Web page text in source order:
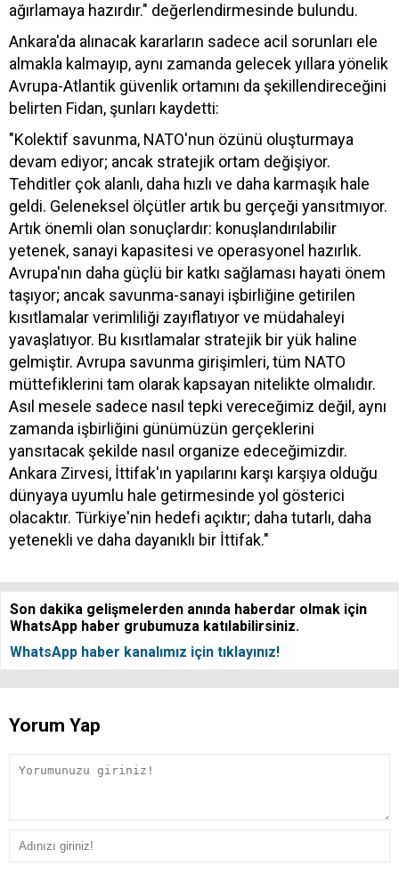
ağırlamaya hazırdır." değerlendirmesinde bulundu.
Ankara'da alınacak kararların sadece acil sorunları ele
almakla kalmayıp, aynı zamanda gelecek yıllara yönelik
Avrupa-Atlantik güvenlik ortamını da şekillendireceğini
belirten Fidan, şunları kaydetti:
"Kolektif savunma, NATO'nun özünü oluşturmaya
devam ediyor; ancak stratejik ortam değişiyor.
Tehditler çok alanlı, daha hızlı ve daha karmaşık hale
geldi. Geleneksel ölçütler artık bu gerçeği yansıtmıyor.
Artık önemli olan sonuçlardır: konuşlandırılabilir
yetenek, sanayi kapasitesi ve operasyonel hazırlık.
Avrupa'nın daha güçlü bir katkı sağlaması hayati önem
taşıyor; ancak savunma-sanayi işbirliğine getirilen
kısıtlamalar verimliliği zayıflatıyor ve müdahaleyi
yavaşlatıyor. Bu kısıtlamalar stratejik bir yük haline
gelmiştir. Avrupa savunma girişimleri, tüm NATO
müttefiklerini tam olarak kapsayan nitelikte olmalıdır.
Asıl mesele sadece nasıl tepki vereceğimiz değil, aynı
zamanda işbirliğini günümüzün gerçeklerini
yansıtacak şekilde nasıl organize edeceğimizdir.
Ankara Zirvesi, İttifak'ın yapılarını karşı karşıya olduğu
dünyaya uyumlu hale getirmesinde yol gösterici
olacaktır. Türkiye'nin hedefi açıktır; daha tutarlı, daha
yetenekli ve daha dayanıklı bir İttifak."
Son dakika gelişmelerden anında haberdar olmak için
WhatsApp haber grubumuza katılabilirsiniz.
WhatsApp haber kanalımız için tıklayınız!
Yorum Yap